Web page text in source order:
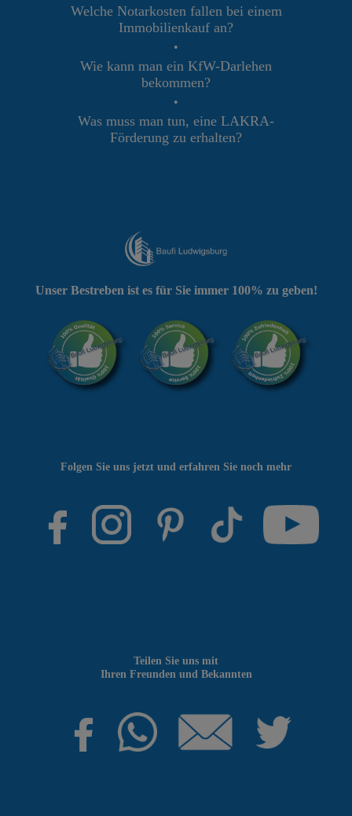
Welche Notarkosten fallen bei einem
Immobilienkauf an?
•
Wie kann man ein KfW-Darlehen
bekommen?
•
Was muss man tun, eine LAKRA-
Förderung zu erhalten?
Teilen Sie uns mit
Ihren Freunden und Bekannten
Folgen Sie uns jetzt und erfahren Sie noch mehr
Unser Bestreben ist es für Sie immer 100% zu geben!